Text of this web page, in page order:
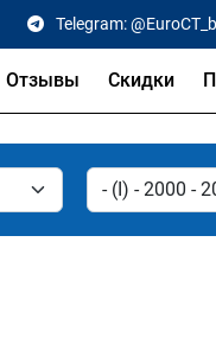
Telegram:
Отзывы Скидки